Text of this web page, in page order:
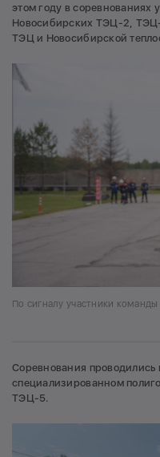
этом году в соревнованиях
Новосибирских ТЭЦ-2,
ТЭЦ и Новосибирской
По сигналу участники
Соревнования проводились
специализированном
ТЭЦ-5.